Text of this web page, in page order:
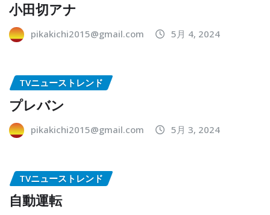
小田切アナ
pikakichi2015@gmail.com 5月 4, 2024
TVニューストレンド
プレバン
pikakichi2015@gmail.com 5月 3, 2024
TVニューストレンド
自動運転